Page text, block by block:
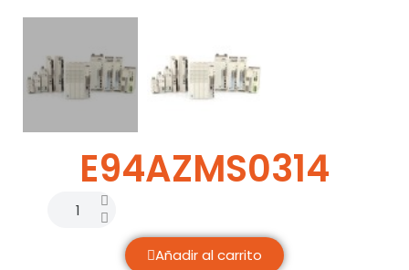
E94AZMS0314
Añadir al carrito